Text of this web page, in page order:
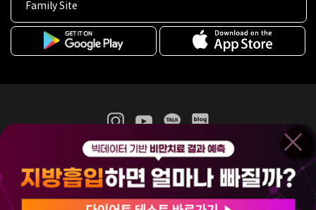
Family Site
365mc 병·의원 이용약관
홈페이지 이용약관
비급여진료수가
(주)365mcㅣ서울특별시 서초구 서초대로52길 7, 3~4층(서초동, 제일빌딩)
120-87-04354ㅣ김남철